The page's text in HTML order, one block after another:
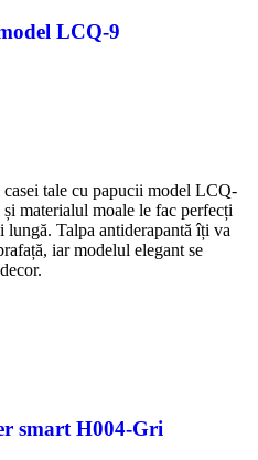
LCQ-9
tale cu papucii model LCQ-
materialul moale le fac perfecți
lungă. Talpa antiderapantă îți va
iar modelul elegant se
smart H004-Gri